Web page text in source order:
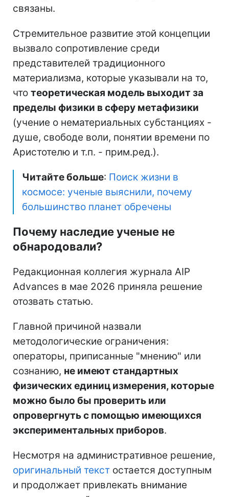
связаны.
Стремительное развитие этой концепции
вызвало сопротивление среди
представителей традиционного
материализма, которые указывали на то,
что теоретическая модель выходит за
пределы физики в сферу метафизики
(учение о нематериальных субстанциях -
душе, свободе воли, понятии времени по
Аристотелю и т.п. - прим.ред.).
Читайте больше: Поиск жизни в
космосе: ученые выяснили, почему
большинство планет обречены
Почему наследие ученые не
обнародовали?
Редакционная коллегия журнала AIP
Advances в мае 2026 приняла решение
отозвать статью.
Главной причиной назвали
методологические ограничения:
операторы, приписанные "мнению" или
сознанию, не имеют стандартных
физических единиц измерения, которые
можно было бы проверить или
опровергнуть с помощью имеющихся
экспериментальных приборов.
Несмотря на административное решение,
оригинальный текст остается доступным
и продолжает привлекать внимание